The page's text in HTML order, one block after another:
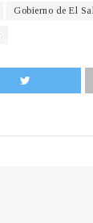
Gobierno de El